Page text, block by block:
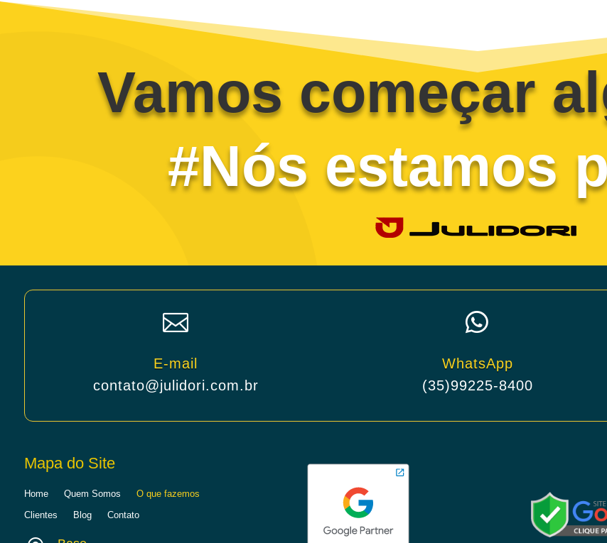
Vamos começar
#Nós estamos

E-mail
contato@julidori.com.br

WhatsApp
(35)99225-8400
Mapa do Site
Home Quem Somos
O que fazemos
Clientes
Blog Contato